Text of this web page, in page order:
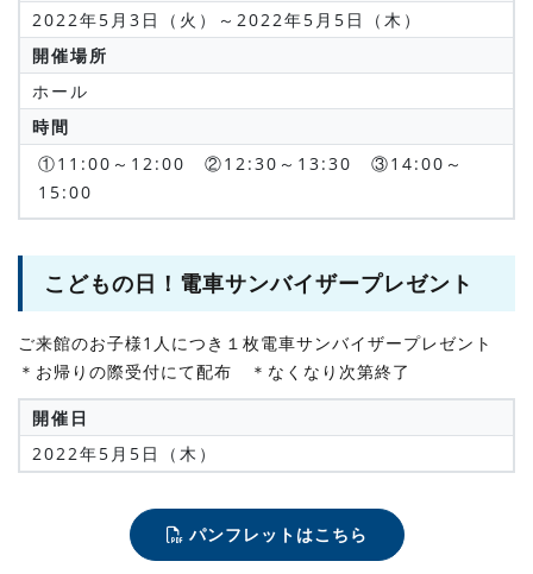
2022年5月3日（火）～2022年5月5日（木）
開催場所
ホール
時間
①11:00～12:00 ②12:30～13:30 ③14:00～
15:00
こどもの日！電車サンバイザープレゼント
ご来館のお子様1人につき１枚電車サンバイザープレゼント
＊お帰りの際受付にて配布 ＊なくなり次第終了
開催日
2022年5月5日（木）
パンフレットはこちら